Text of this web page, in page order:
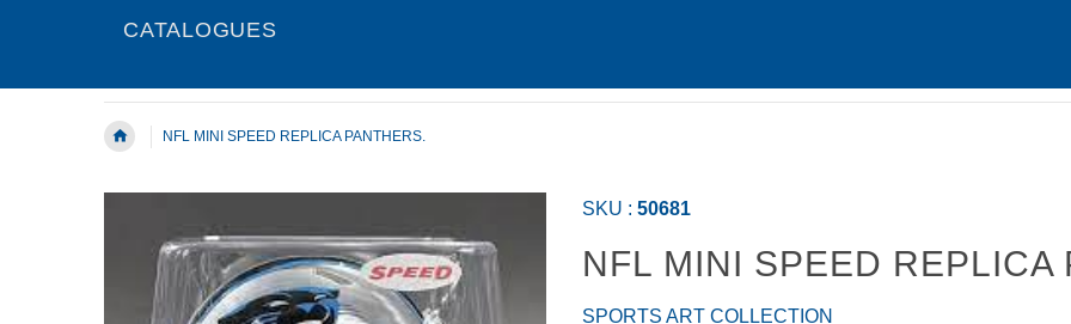
CATALOGUES
NFL MINI SPEED REPLICA PANTHERS.
SKU : 50681
NFL MINI SPEED REPLICA
SPORTS ART COLLECTION